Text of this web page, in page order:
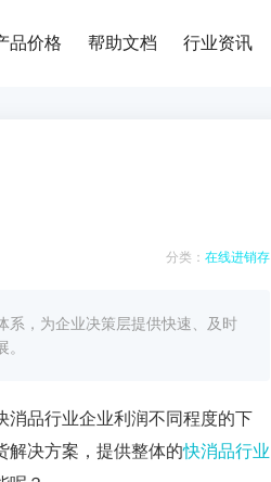
品价格 帮助文档 行业资讯
分类： 在线进销存
系，为企业决策层提供快速、及时
消品行业企业利润不同程度的下
解决方案，提供整体的快消品行业